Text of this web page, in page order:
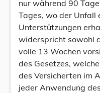
nur während 90
Tages, wo der Unfall
Unterstützungen
widerspricht sowohl
volle 13 Wochen
des Gesetzes,
des Versicherten im
jeder Anwendung